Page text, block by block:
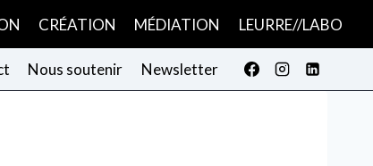
CRÉATION MÉDIATION LEURRE//LABO
Nous soutenir Newsletter